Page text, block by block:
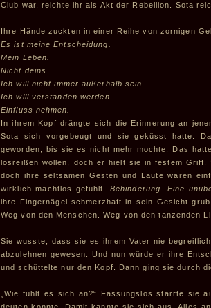
Club war, reichte ihr als Akt der Rebellion. Sota
Ihre Hände zuckten in einer Reihe von zornigen
Es ist meine Entscheidung.
Mein Leben.
Nicht deins.
Ich will nicht immer außerhalb sein.
Ich will verstanden werden.
Einfluss nehmen.
In ihrem Kopf drängte sich die Erinnerung an
Sota sich vorgebeugt und sie geküsst hatte.
geworden, bis sie es nicht mehr mochte. Das
losreißen wollen, doch er hielt sie in festem Griff.
doch ihre seltsamen Gesten und Laute waren
wirklich machtlos gefühlt. Behinderung. Eine
ihre Fingernägel schmerzhaft in sein Gesicht
Weg von den Menschen. Weg von den tanzenden
Sie wusste, dass sie es ihrem Vater nie
abzulehnen gewesen. Und nun würde er ihre
und schüttelte nur den Kopf. Dann ging sie durch
„Wie fühlt es sich an?“ Fassungslos starrte sie